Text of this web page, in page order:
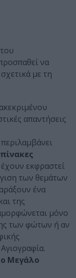
να
με τη
απαντήσεις
εκφραστεί
των θεμάτων
ένα
της
μόνο
των φώτων ή αν
Μεγάλο